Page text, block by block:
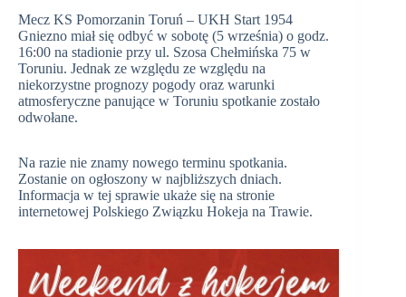
Mecz KS Pomorzanin Toruń – UKH Start 1954
Gniezno miał się odbyć w sobotę (5 września) o godz.
16:00 na stadionie przy ul. Szosa Chełmińska 75 w
Toruniu. Jednak ze względu ze względu na
niekorzystne prognozy pogody oraz warunki
atmosferyczne panujące w Toruniu spotkanie zostało
odwołane.
Na razie nie znamy nowego terminu spotkania.
Zostanie on ogłoszony w najbliższych dniach.
Informacja w tej sprawie ukaże się na stronie
internetowej Polskiego Związku Hokeja na Trawie.